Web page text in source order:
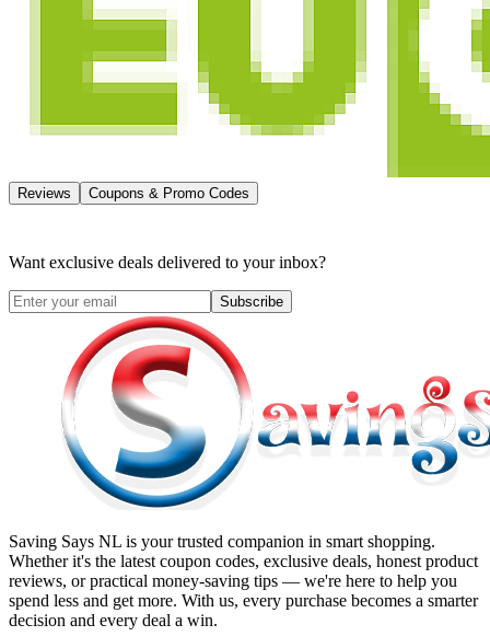
Reviews Coupons & Promo Codes
Want exclusive deals delivered to your inbox?
Subscribe
Saving Says NL is your trusted companion in smart shopping.
Whether it's the latest coupon codes, exclusive deals, honest product
reviews, or practical money-saving tips — we're here to help you
spend less and get more. With us, every purchase becomes a smarter
decision and every deal a win.